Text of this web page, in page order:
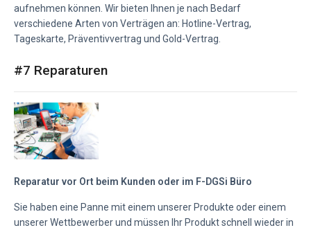
aufnehmen können. Wir bieten Ihnen je nach Bedarf
verschiedene Arten von Verträgen an: Hotline-Vertrag,
Tageskarte, Präventivvertrag und Gold-Vertrag.
#7 Reparaturen
Reparatur vor Ort beim Kunden oder im F-DGSi Büro
Sie haben eine Panne mit einem unserer Produkte oder einem
unserer Wettbewerber und müssen Ihr Produkt schnell wieder in